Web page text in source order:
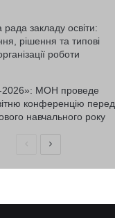
рада закладу освіти:
рішення та типові
роботи
2026»: МОН проведе
конференцію перед
навчального року
ПопередняНаступна